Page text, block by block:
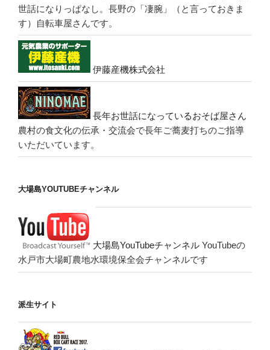
世話になりっぱなし。長野の「凄腕」（と言っておきま
す）自転車屋さんです。
伊藤産機株式会社
長年お世話になっているおそば屋さん
農村の食文化の伝承・交流会で長年ご蕎麦打ちのご指導
いただいています。
大場島YOUTUBEチャンネル
大場島YouTubeチャンネル YouTubeの
水戸市大場町農地水環境保全会チャンネルです
派生サイト